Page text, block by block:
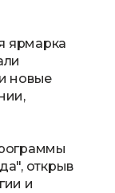
ярмарка
новые
открыв
и